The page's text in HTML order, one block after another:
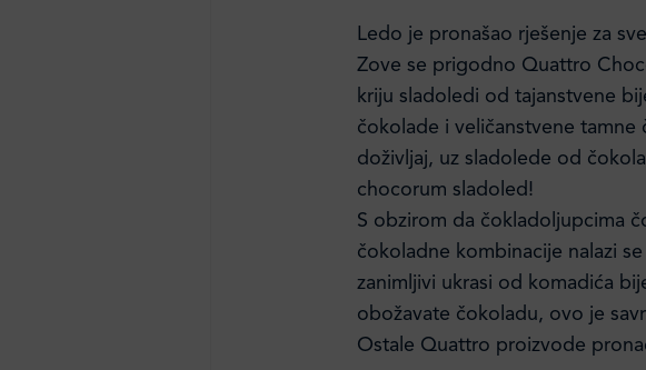
Ledo je pronašao rješenje za
Zove se prigodno Quattro
kriju sladoledi od tajanstvene
čokolade i veličanstvene tamne
doživljaj, uz sladolede od
chocorum sladoled!
S obzirom da čokladoljupcima
čokoladne kombinacije nalazi
zanimljivi ukrasi od komadića
obožavate čokoladu, ovo je
Ostale Quattro proizvode